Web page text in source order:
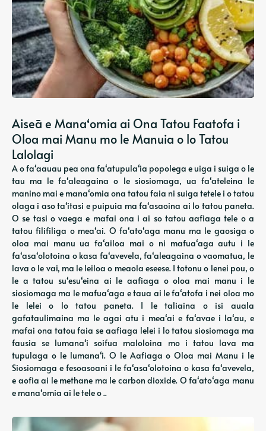
Aiseā e Manaʻomia ai Ona Tatou Faatofa i
Oloa mai Manu mo le Manuia o lo Tatou
Lalolagi
A o faʻaauau pea ona faʻatupulaʻia popolega e uiga i suiga o le
tau ma le faʻaleagaina o le siosiomaga, ua faʻateleina le
manino mai e manaʻomia ona tatou faia ni suiga tetele i o tatou
olaga i aso taʻitasi e puipuia ma faʻasaoina ai lo tatou paneta.
O se tasi o vaega e mafai ona i ai so tatou aafiaga tele o a
tatou filifiliga o meaʻai. O faʻatoʻaga manu ma le gaosiga o
oloa mai manu ua faʻailoa mai o ni mafuaʻaga autu i le
faʻasaʻolotoina o kasa faʻavevela, faʻaleagaina o vaomatua, le
lava o le vai, ma le leiloa o meaola eseese. I totonu o lenei pou, o
le a tatou suʻesuʻeina ai le aafiaga o oloa mai manu i le
siosiomaga ma le mafuaʻaga e taua ai le faʻatofa i nei oloa mo
le lelei o lo tatou paneta. I le taliaina o isi auala
gafataulimaina ma le agai atu i meaʻai e faʻavae i laʻau, e
mafai ona tatou faia se aafiaga lelei i lo tatou siosiomaga ma
fausia se lumanaʻi soifua maloloina mo i tatou lava ma
tupulaga o le lumanaʻi. O le Aafiaga o Oloa mai Manu i le
Siosiomaga e fesoasoani i le faʻasaʻolotoina o kasa faʻavevela,
e aofia ai le methane ma le carbon dioxide. O faʻatoʻaga manu
e manaʻomia ai le tele o ..